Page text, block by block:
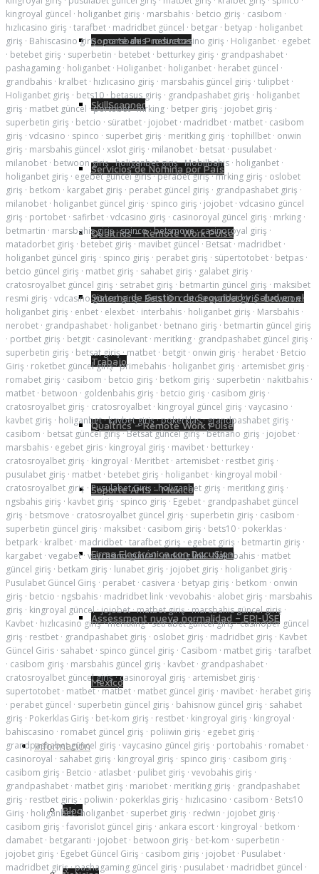
Soporte de Productos
SkillScanner
Servicios de Nómina por País
Qualtrics – Remote Work Pulse
Sistema de Gestión de Seguridad y Salud en el
Trabajo
Qualtrics – Remote Work Pulse
Soporte AMS – México
Firma Electrónica con DocuSign
Assessment nueva normalidad – EPI-USE
México
Información
Blog
kingroyal güncel · holiganbet giriş · marsbahis · betcio giriş · casibom ·
hızlıcasino giriş · tarafbet · madridbet güncel · betgar · betyap · holiganbet
giriş · Bahiscasino giriş·marsbahis·nesinecasino giriş · Holiganbet · egebet
· betebet giriş · superbetin · betebet · betturkey giriş · grandpashabet ·
pashagaming · holiganbet · Holiganbet · holiganbet · herabet güncel ·
grandbahis · kralbet · hızlıcasino giriş · marsbahis güncel giriş · tulipbet ·
Holiganbet giriş · bets10 · betasus giriş · grandpashabet giriş · holiganbet
giriş · matbet güncel ·portobet·mrking · betper giriş · jojobet giriş ·
superbetin giriş · betcio · süratbet · jojobet · madridbet · matbet · casibom
giriş · vdcasino · spinco · superbet giriş · meritking giriş · tophillbet · onwin
giriş · marsbahis güncel · xslot giriş · milanobet · betsat · pusulabet ·
milanobet · betwoon giriş·holiganbet giriş·Mobilbahis · holiganbet ·
holiganbet giriş · egebet güncel giris·perabet giriş·mrking giriş · oslobet
giriş · betkom · kargabet giriş · perabet güncel giriş · grandpashabet giriş ·
milanobet · holiganbet güncel giriş · spinco giriş · jojobet · vdcasino güncel
giriş · portobet · safirbet · vdcasino giriş · casinoroyal güncel giriş · mrking ·
betmartin · marsbahis giriş·spinco·betsmove·casinoroyal giriş ·
matadorbet giriş · betebet giriş · mavibet güncel · Betsat · madridbet ·
holiganbet güncel giriş · spinco giriş · perabet giriş · süpertotobet · betpas ·
betcio güncel giriş · matbet giriş · sahabet giriş · galabet giriş ·
cratosroyalbet güncel giriş · setrabet giriş · betmartin güncel giriş · maksibet
resmi giriş · vdcasino güncel giriş· Bets10·cratosroyalbet giriş·betwoon·
holiganbet giriş · enbet · elexbet · interbahis · holiganbet giriş · Marsbahis ·
nerobet · grandpashabet · holiganbet · betnano giriş · betmartin güncel giriş
· portbet giriş · betgit · casinolevant · meritking · grandpashabet güncel giriş ·
superbetin giriş · betsat giriş·matbet · betgit · onwin giriş · herabet · Betcio
Giriş · roketbet güncel giriş·primebahis · holiganbet giriş · artemisbet giriş ·
romabet giriş · casibom · betcio giriş · betkom giriş · superbetin · nakitbahis ·
matbet · betwoon · goldenbahis giriş · betcio giriş · casibom giriş ·
cratosroyalbet giriş · cratosroyalbet · kingroyal güncel giriş · vaycasino ·
kavbet giriş · holiganbet·kavbet giriş·pokerklas·grandpashabet giriş ·
casibom · betsat güncel giriş·Betsat güncel giriş·betnano giriş · jojobet ·
marsbahis · egebet giris · kingroyal giriş · mavibet · betturkey ·
cratosroyalbet giriş · kingroyal · Meritbet · artemisbet · restbet giriş ·
pusulabet giriş · matbet · betebet giriş · holiganbet · kingroyal mobil ·
cratosroyalbet giriş · Pusulabet Giriş ·holiganbet giriş · meritking giriş ·
ngsbahis giriş · kavbet giriş · spinco giriş · Egebet · grandpashabet güncel
giriş · betsmove · cratosroyalbet güncel giriş · superbetin giriş · casibom ·
superbetin güncel giriş · maksibet · casibom giriş · bets10 · pokerklas ·
betpark · kralbet · madridbet · tarafbet giriş · egebet giriş · betmartin giriş ·
kargabet · vegabet· vaycasino güncel·mrking link·Nakitbahis · matbet
güncel giriş · betkam giriş · lunabet giriş · jojobet giriş · holiganbet giriş ·
Pusulabet Güncel Giriş · perabet · casivera · betyap giriş · betkom · onwin
giriş · betcio · ngsbahis · madridbet link · vevobahis · alobet giriş · marsbahis
giriş · kingroyal güncel·jojobet·matbet giriş·marsbahis güncel giriş ·
Kavbet · hızlıcasino giriş·meritking·setrabet güncel giriş·casinoper güncel
giriş · restbet · grandpashabet giriş · oslobet giriş · madridbet giriş · Kavbet
Güncel Giris · sahabet · spinco güncel giriş · Casibom · matbet giriş · tarafbet
· casibom giriş · marsbahis güncel giriş · kavbet · grandpashabet ·
cratosroyalbet güncel giriş·casinoroyal giriş · artemisbet giriş ·
supertotobet · matbet·matbet · matbet güncel giriş · mavibet · herabet giriş
· perabet güncel · superbetin güncel giriş · bahisnow güncel giriş · sahabet
giriş · Pokerklas Giriş · bet-kom giriş · restbet · kingroyal giriş · kingroyal ·
bahiscasino · romabet güncel giriş · poliiwin giriş · egebet giriş ·
grandpashabet güncel giriş · vaycasino güncel giriş · portobahis · romabet ·
casinoroyal · sahabet giriş · kingroyal giriş · spinco giriş · casibom giriş ·
casibom giriş · Betcio · atlasbet · pulibet giriş · vevobahis giriş ·
grandpashabet · matbet giriş · mariobet · meritking giriş · grandpashabet
giriş · restbet giriş · poliwin · pokerklas giriş · hızlıcasino · casibom · Bets10
Giriş · holiganbet·holiganbet · superbet giriş · redwin · jojobet giriş ·
casibom giriş · favorislot güncel giriş · ankara escort · kingroyal · betkom ·
damabet · betgaranti · jojobet · betwoon giriş · bet-kom · superbetin ·
jojobet giriş · Egebet Güncel Giriş · casibom giriş · jojobet · Pusulabet ·
madridbet giriş·pashagaming güncel giriş · pusulabet · madridbet güncel ·